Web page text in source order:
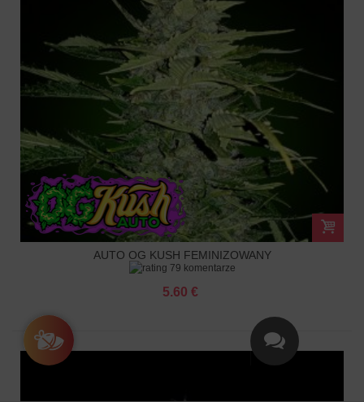
AUTO OG KUSH FEMINIZOWANY
79 komentarze
5.60 €